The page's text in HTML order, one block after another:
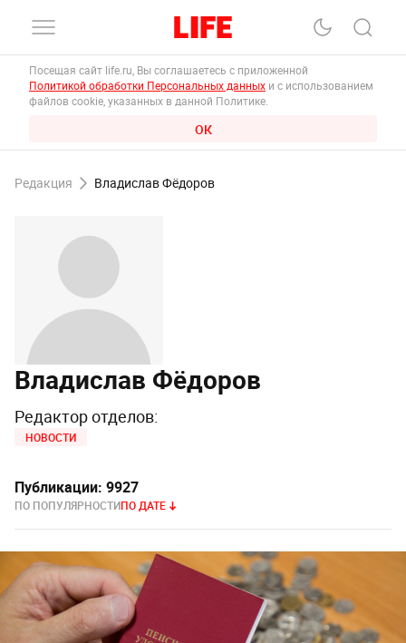
Посещая сайт life.ru, Вы соглашаетесь с приложенной
Политикой обработки Персональных данных и с использованием
файлов cookie, указанных в данной Политике.
ОК
Редакция Владислав Фёдоров
Владислав Фёдоров
Редактор отделов:
НОВОСТИ
Публикации: 9927
ПО ПОПУЛЯРНОСТИПО ДАТЕ